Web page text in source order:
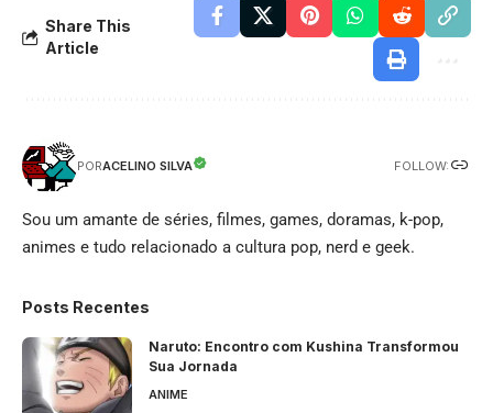
Share This
Article
PORACELINO SILVA FOLLOW:
Sou um amante de séries, filmes, games, doramas, k-pop,
animes e tudo relacionado a cultura pop, nerd e geek.
Posts Recentes
Naruto: Encontro com Kushina Transformou
Sua Jornada
ANIME